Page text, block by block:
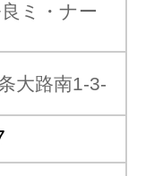
ミ・ナー
大路南1-3-